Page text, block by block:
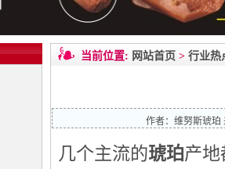
当前位置: 网站首页 > 行业热
作者： 维努斯琥珀
几个主流的琥珀产